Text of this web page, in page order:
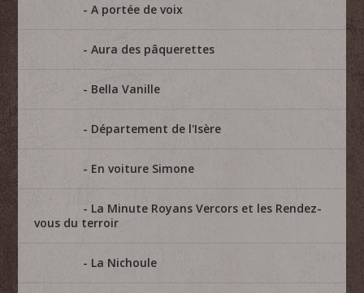
A portée de voix
Aura des pâquerettes
Bella Vanille
Département de l'Isère
En voiture Simone
La Minute Royans Vercors et les Rendez-
vous du terroir
La Nichoule